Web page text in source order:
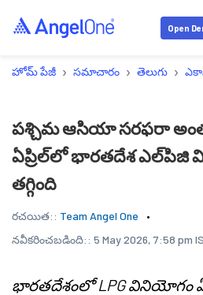
Open
హోమ్ పేజీ › సమాచారం › తెలుగు ›
పశ్చిమ ఆసియా సరఫరా
ఏప్రిల్‌లో భారతదేశ ఎల్‌పిజి
తగ్గింది
రచయిత:: Team Angel One
నవీకరించబడింది:: 5 May 2026, 7:58 pm
భారతదేశంలో LPG వినియోగం